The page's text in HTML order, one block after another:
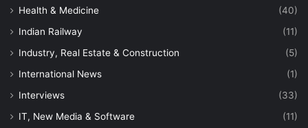
Health & Medicine
(40)
Indian Railway
(11)
Industry, Real Estate & Construction
(5)
International News
(1)
Interviews
(33)
IT, New Media & Software
(11)